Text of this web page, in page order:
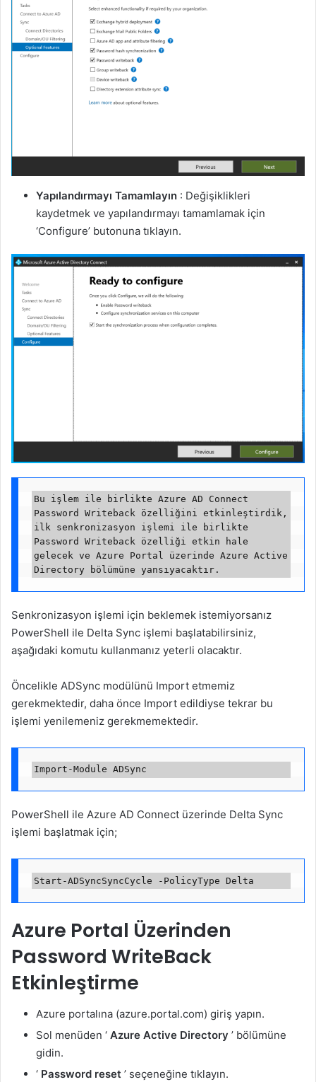
Yapılandırmayı Tamamlayın : Değişiklikleri
kaydetmek ve yapılandırmayı tamamlamak için
‘Configure’ butonuna tıklayın.
Bu işlem ile birlikte Azure AD Connect
Password Writeback özelliğini etkinleştirdik,
ilk senkronizasyon işlemi ile birlikte
Password Writeback özelliği etkin hale
gelecek ve Azure Portal üzerinde Azure Active
Senkronizasyon işlemi için beklemek istemiyorsanız
PowerShell ile Delta Sync işlemi başlatabilirsiniz,
aşağıdaki komutu kullanmanız yeterli olacaktır.
Öncelikle ADSync modülünü Import etmemiz
gerekmektedir, daha önce Import edildiyse tekrar bu
işlemi yenilemeniz gerekmemektedir.
PowerShell ile Azure AD Connect üzerinde Delta Sync
işlemi başlatmak için;
Azure Portal Üzerinden
Password WriteBack
Etkinleştirme
Azure portalına (azure.portal.com) giriş yapın.
Sol menüden ‘ Azure Active Directory ’ bölümüne
gidin.
‘ Password reset ’ seçeneğine tıklayın.